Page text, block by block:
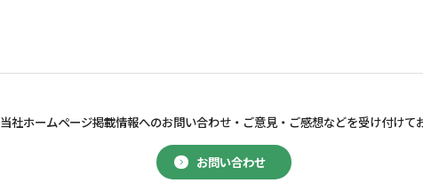
お問い合わせ
当社ホームページ掲載情報へのお問い合わせ・ ご意見・ご感想などを受け付けて